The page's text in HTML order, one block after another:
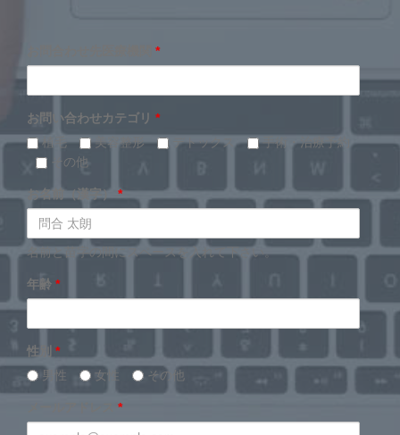
*
お問い合わせカテゴリ *
植毛
美容整形 デトックス
手術・治療予約
その他
お名前（漢字） *
名前と苗字の間にスペースを入れて下さい。
年齢 *
性別 *
男性
女性 その他
*